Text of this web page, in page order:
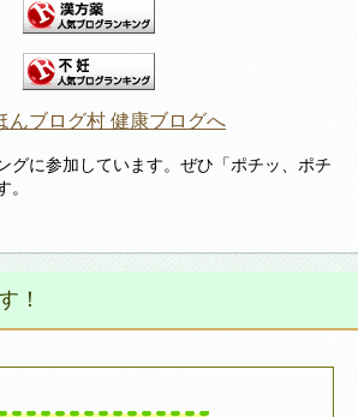
グに参加しています。ぜひ「ポチッ、ポチ
。
！